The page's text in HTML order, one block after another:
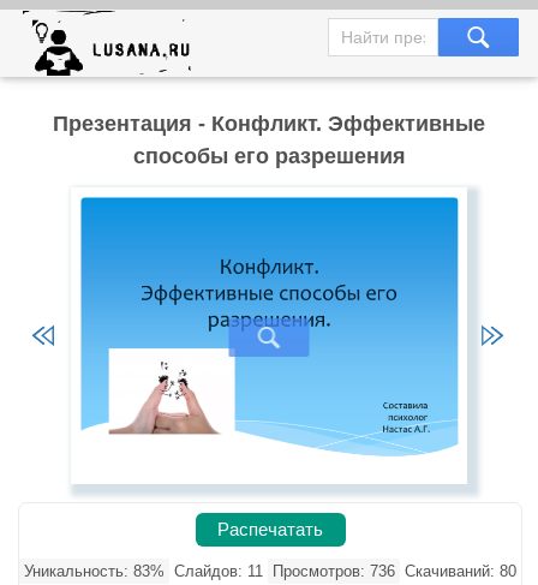
Презентация - Конфликт. Эффективные
способы его разрешения
Распечатать
Уникальность: 83% Слайдов: 11 Просмотров: 736 Скачиваний: 80